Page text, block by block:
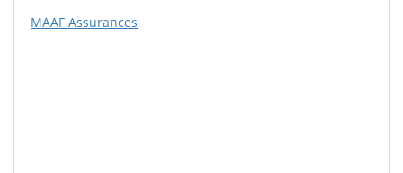
MAAF Assurances